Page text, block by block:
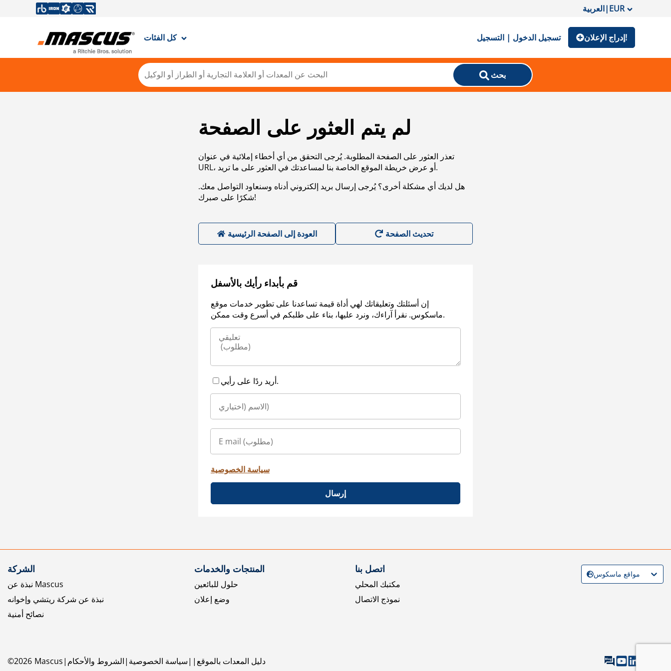
العربية|EUR
كل الفئات تسجيل الدخول | التسجيل إدراج الإعلان!
بحث
لم يتم العثور على الصفحة
تعذر العثور على الصفحة المطلوبة. يُرجى التحقق من أي أخطاء إملائية في عنوان
URL، أو عرض خريطة الموقع الخاصة بنا لمساعدتك في العثور على ما تريد.
هل لديك أي مشكلة أخرى؟ يُرجى إرسال بريد إلكتروني أدناه وسنعاود التواصل معك.
شكرًا على صبرك!
العودة إلى الصفحة الرئيسية
قم بأبداء رأيك بالأسفل
إن أسئلتك وتعليقاتك لهي أداة قيمة تساعدنا على تطوير خدمات موقع
ماسكوس. نقرأ آراءك، ونرد عليها، بناء على طلبكم في أسرع وقت ممكن.
أريد ردًا على رأيي.
سياسة الخصوصية
إرسال
الشركة
نبذة عن Mascus
نبذة عن شركة ريتشي وإخوانه
نصائح أمنية
المنتجات والخدمات
حلول للبائعين
وضع إعلان
اتصل بنا
مكتبك المحلي
نموذج الاتصال
©2026 Mascus الشروط والأحكام سياسة الخصوصية دليل المعدات بالموقع
مواقع ماسكوس